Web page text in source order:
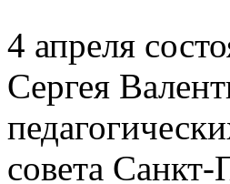
4 апреля
Сергея
совета